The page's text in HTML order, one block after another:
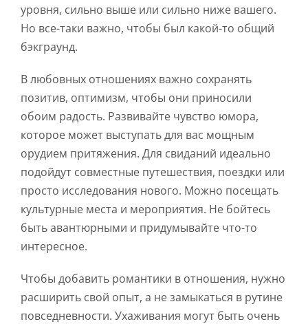
уровня, сильно выше или сильно ниже вашего.
Но все-таки важно, чтобы был какой-то общий
бэкграунд.
В любовных отношениях важно сохранять
позитив, оптимизм, чтобы они приносили
обоим радость. Развивайте чувство юмора,
которое может выступать для вас мощным
орудием притяжения. Для свиданий идеально
подойдут совместные путешествия, поездки или
просто исследования нового. Можно посещать
культурные места и мероприятия. Не бойтесь
быть авантюрными и придумывайте что-то
интересное.
Чтобы добавить романтики в отношения, нужно
расширить свой опыт, а не замыкаться в рутине
повседневности. Ухаживания могут быть очень